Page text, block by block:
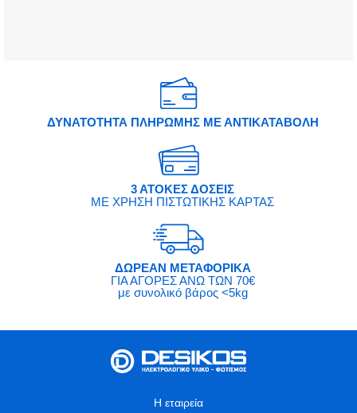
ΔΥΝΑΤΟΤΗΤΑ ΠΛΗΡΩΜΗΣ ΜΕ ΑΝΤΙΚΑΤΑΒΟΛΗ
3 ΑΤΟΚΕΣ ΔΟΣΕΙΣ
ΜΕ ΧΡΗΣΗ ΠΙΣΤΩΤΙΚΗΣ ΚΑΡΤΑΣ
ΔΩΡΕΑΝ ΜΕΤΑΦΟΡΙΚΑ
ΓΙΑ ΑΓΟΡΕΣ ΑΝΩ ΤΩΝ 70€
με συνολικό βάρος <5kg
Η εταιρεία